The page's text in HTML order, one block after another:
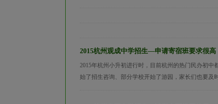
2015杭州观成中学招生—申请寄宿班要求很高
2015年杭州小升初进行时，目前杭州的热门民办初
始了招生咨询、部分学校开始了游园，家长们也要及